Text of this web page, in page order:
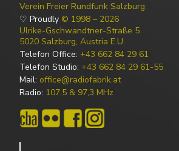
Verein Freier Rundfunk Salzburg
♡ Proudly © 1998 – 2026
Ulrike-Gschwandtner-Straße 5
5020 Salzburg, Austria E.U.
Telefon Office: +43 662 84 29 61
Telefon Studio: +43 662 84 29 61-55
Mail: office@radiofabrik.at
Radio: 107,5 & 97,3 MHz